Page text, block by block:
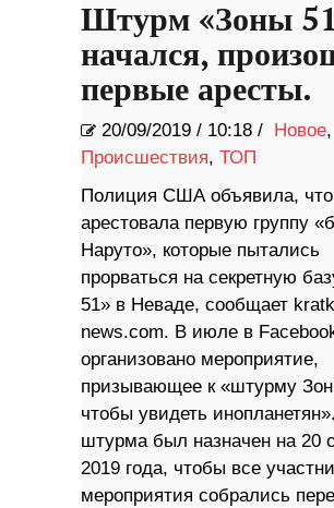
Штурм «Зоны
начался,
первые аресты.
20/09/2019 / 10:18 / Новое,
Происшествия, ТОП
Полиция США объявила, что
арестовала первую группу
Наруто», которые пытались
прорваться на секретную
51» в Неваде, сообщает
news.com. В июле в
организовано мероприятие,
призывающее к «штурму
чтобы увидеть
штурма был назначен на 20
2019 года, чтобы все
мероприятия собрались